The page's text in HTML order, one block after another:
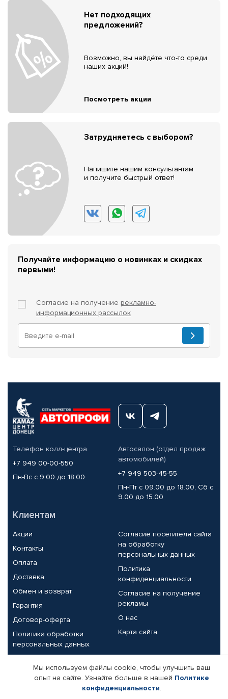
Нет подходящих
предложений?
Возможно, вы найдёте что-то среди
наших акций!
Посмотреть акции
Затрудняетесь с выбором?
Напишите нашим консультантам
и получите быстрый ответ!
Получайте информацию о новинках и скидках
первыми!
Согласие на получение рекламно-
информационных рассылок
Телефон колл-центра
+7 949 00-00-550
Пн-Вс с 9.00 до 18.00
Автосалон (отдел продаж
автомобилей)
+7 949 503-45-55
Пн-Пт с 09.00 до 18.00, Сб с
9.00 до 15.00
Клиентам
Акции
Контакты
Оплата
Доставка
Обмен и возврат
Гарантия
Договор-оферта
Политика обработки
персональных данных
Согласие посетителя сайта
на обработку
персональных данных
Политика
конфиденциальности
Согласие на получение
рекламы
О нас
Карта сайта
Партнерам
Корпоративным клиентам
Реквизиты компании
Мы используем файлы cookie, чтобы улучшить ваш
опыт на сайте. Узнайте больше в нашей Политике
конфиденциальности.